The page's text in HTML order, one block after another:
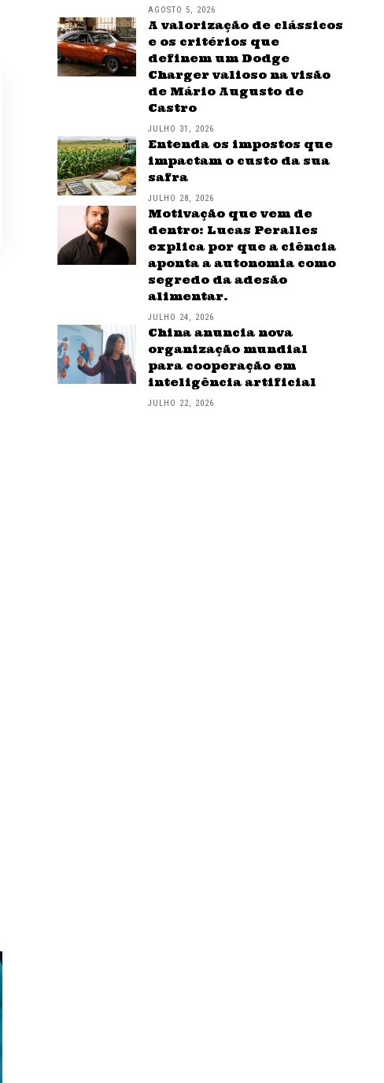
AGOSTO 5, 2026
A valorização de clássicos
e os critérios que
definem um Dodge
Charger valioso na visão
de Mário Augusto de
Castro
JULHO 31, 2026
Entenda os impostos que
impactam o custo da sua
safra
JULHO 28, 2026
Motivação que vem de
dentro: Lucas Peralles
explica por que a ciência
aponta a autonomia como
segredo da adesão
alimentar.
JULHO 24, 2026
China anuncia nova
organização mundial
para cooperação em
inteligência artificial
JULHO 22, 2026